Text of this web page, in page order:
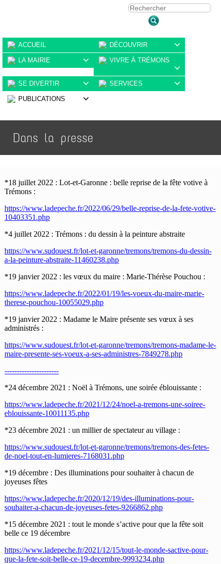
ACCUEIL DÉCOUVRIR 
LA MAIRIE  VIVRE À TRÉMONS

SE DIVERTIR  SERVICES 
PUBLICATIONS 
Dans la presse
*18 juillet 2022 : Lot-et-Garonne : belle reprise de la fête votive à
Trémons :
https://www.ladepeche.fr/2022/06/29/belle-reprise-de-la-fete-votive-
10403351.php
*4 juillet 2022 : Trémons : du dessin à la peinture abstraite
https://www.sudouest.fr/lot-et-garonne/tremons/tremons-du-dessin-
a-la-peinture-abstraite-11460238.php
*19 janvier 2022 : les vœux du maire : Marie-Thérèse Pouchou :
https://www.ladepeche.fr/2022/01/19/les-voeux-du-maire-marie-
therese-pouchou-10055029.php
*19 janvier 2022 : Madame le Maire présente ses vœux à ses
administrés :
https://www.sudouest.fr/lot-et-garonne/tremons/tremons-madame-le-
maire-presente-ses-voeux-a-ses-administres-7849278.php
----------------------
*24 décembre 2021 : Noël à Trémons, une soirée éblouissante :
https://www.ladepeche.fr/2021/12/24/noel-a-tremons-une-soiree-
eblouissante-10011135.php
*23 décembre 2021 : un millier de spectateur au village :
https://www.sudouest.fr/lot-et-garonne/tremons/tremons-des-fetes-
de-noel-tout-en-lumieres-7168031.php
*19 décembre : Des illuminations pour souhaiter à chacun de
joyeuses fêtes
https://www.ladepeche.fr/2020/12/19/des-illuminations-pour-
souhaiter-a-chacun-de-joyeuses-fetes-9266862.php
*15 décembre 2021 : tout le monde s’active pour que la fête soit
belle ce 19 décembre
https://www.ladepeche.fr/2021/12/15/tout-le-monde-sactive-pour-
que-la-fete-soit-belle-ce-19-decembre-9993234.php